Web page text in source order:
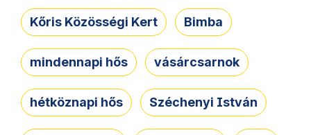
Kőris Közösségi Kert Bimba
mindennapi hős vásárcsarnok
hétköznapi hős Széchenyi István